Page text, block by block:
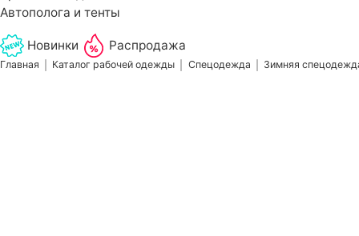
Автополога и тенты
Новинки Распродажа
Главная Каталог рабочей одежды Спецодежда Зимняя